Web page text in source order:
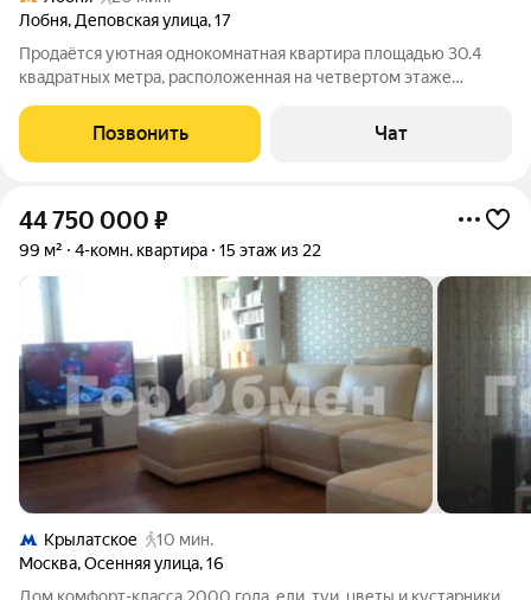
Лобня, Деповская улица,17
Продаётся уютная однокомнатная квартира площадью 30.4
квадратных метра, расположенная на четвертом этаже
адресу: город Лобня, микрорайон Депо, улица Деповская, дом
№17. Квартира имеет всё
Позвонить Чат
44 750 000 ₽
99 м² 4-комн. квартира 15 этаж из 22
Крылатское
10 мин.
Москва,Осенняя улица,16